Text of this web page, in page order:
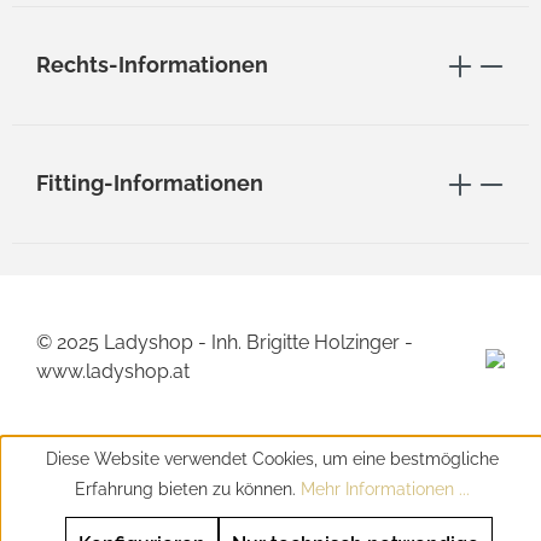
Rechts-Informationen
Fitting-Informationen
© 2025 Ladyshop - Inh. Brigitte Holzinger -
www.ladyshop.at
Diese Website verwendet Cookies, um eine bestmögliche
Erfahrung bieten zu können. Mehr Informationen ...